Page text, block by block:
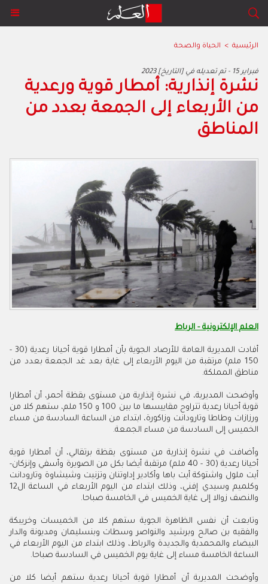
الرئيسية > الحياة والصحة
2023 فبراير 15 - تم تعديله في [التاريخ]
نشرة إنذارية: أمطار قوية ورعدية
من الأربعاء إلى الجمعة بعدد من
المناطق
العلم الإلكترونية - الرباط
أفادت المديرية العامة للأرصاد الجوية بأن أمطارا قوية أحيانا رعدية (30 -
150 ملم) مرتقبة من اليوم الأربعاء إلى غاية بعد غد الجمعة بعدد من
مناطق المملكة.
وأوضحت المديرية، في نشرة إنذارية من مستوى يقظة أحمر، أن أمطارا
قوية أحيانا رعدية تتراوح مقاييسها ما بين 100 و 150 ملم، ستهم كلا من
ورزازات وطاطا وتارودانت وزاكورة، ابتداء من الساعة السادسة من مساء
الخميس إلى السادسة من مساء الجمعة.
وأضافت في نشرة إنذارية من مستوى يقظة برتقالي، أن أمطارا قوية
أحيانا رعدية (30 - 40 ملم) مرتقبة أيضا بكل من الصويرة وأسفي وإنزكان-
أيت ملول واشتوكة أيت باها وأكادير إداوتنان وتزنيت وشيشاوة وتارودانت
وكلميم وسيدي إفني، وذلك ابتداء من اليوم الأربعاء في الساعة ال12
والنصف زوالا إلى غاية الخميس في الخامسة صباحا.
وتابعت أن نفس الظاهرة الجوية ستهم كلا من الخميسات وخريبكة
والفقيه بن صالح وبرشيد والنواصر وسطات وبنسليمان ومديونة والدار
البيضاء والمحمدية والجديدة والرباط، وذلك ابتداء من اليوم الأربعاء في
الساعة الخامسة مساء إلى غاية يوم الخميس في السادسة صباحا.
وأوضحت المديرية أن أمطارا قوية أحيانا رعدية ستهم أيضا كلا من